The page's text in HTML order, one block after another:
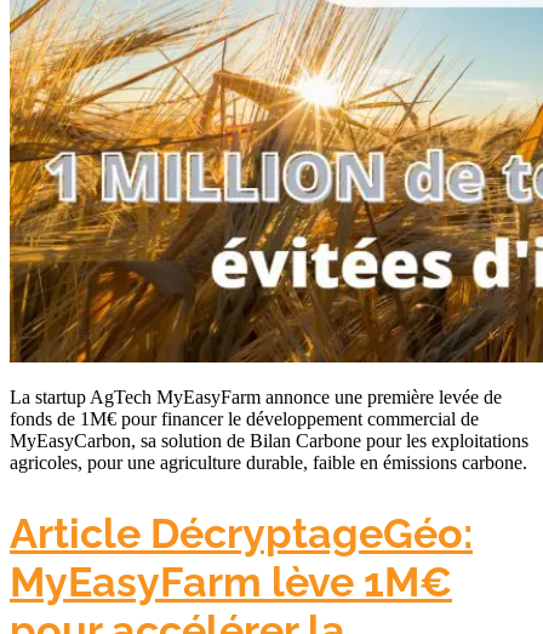
La startup AgTech MyEasyFarm annonce une première levée de
fonds de 1M€ pour financer le développement commercial de
MyEasyCarbon, sa solution de Bilan Carbone pour les exploitations
agricoles, pour une agriculture durable, faible en émissions carbone.
Article DécryptageGéo:
MyEasyFarm lève 1M€